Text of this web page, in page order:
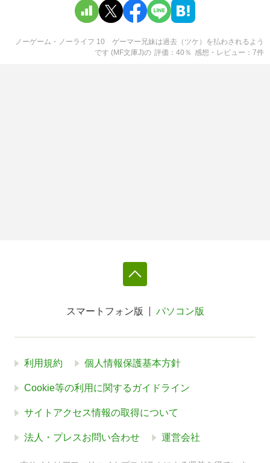
ノーゲーム・ノーライフ 10 ゲーマー兄妹は過去（ツケ）を払わされるよう
です (MF文庫J)の 評価 40 ％ 感想・レビュー 7件
スマートフォン版 パソコン版
利用規約 個人情報保護基本方針
Cookie等の利用に関するガイドライン
サイトアクセス情報の取得について
法人・プレスお問い合わせ 運営会社